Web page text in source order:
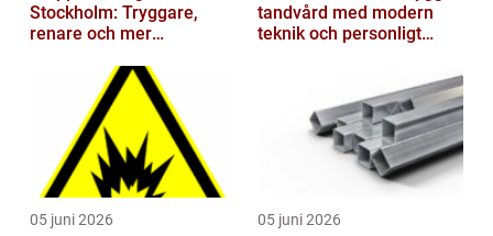
Stockholm: Tryggare,
renare och mer
tandvård med modern
teknik och personligt
05 juni 2026 05 juni 2026